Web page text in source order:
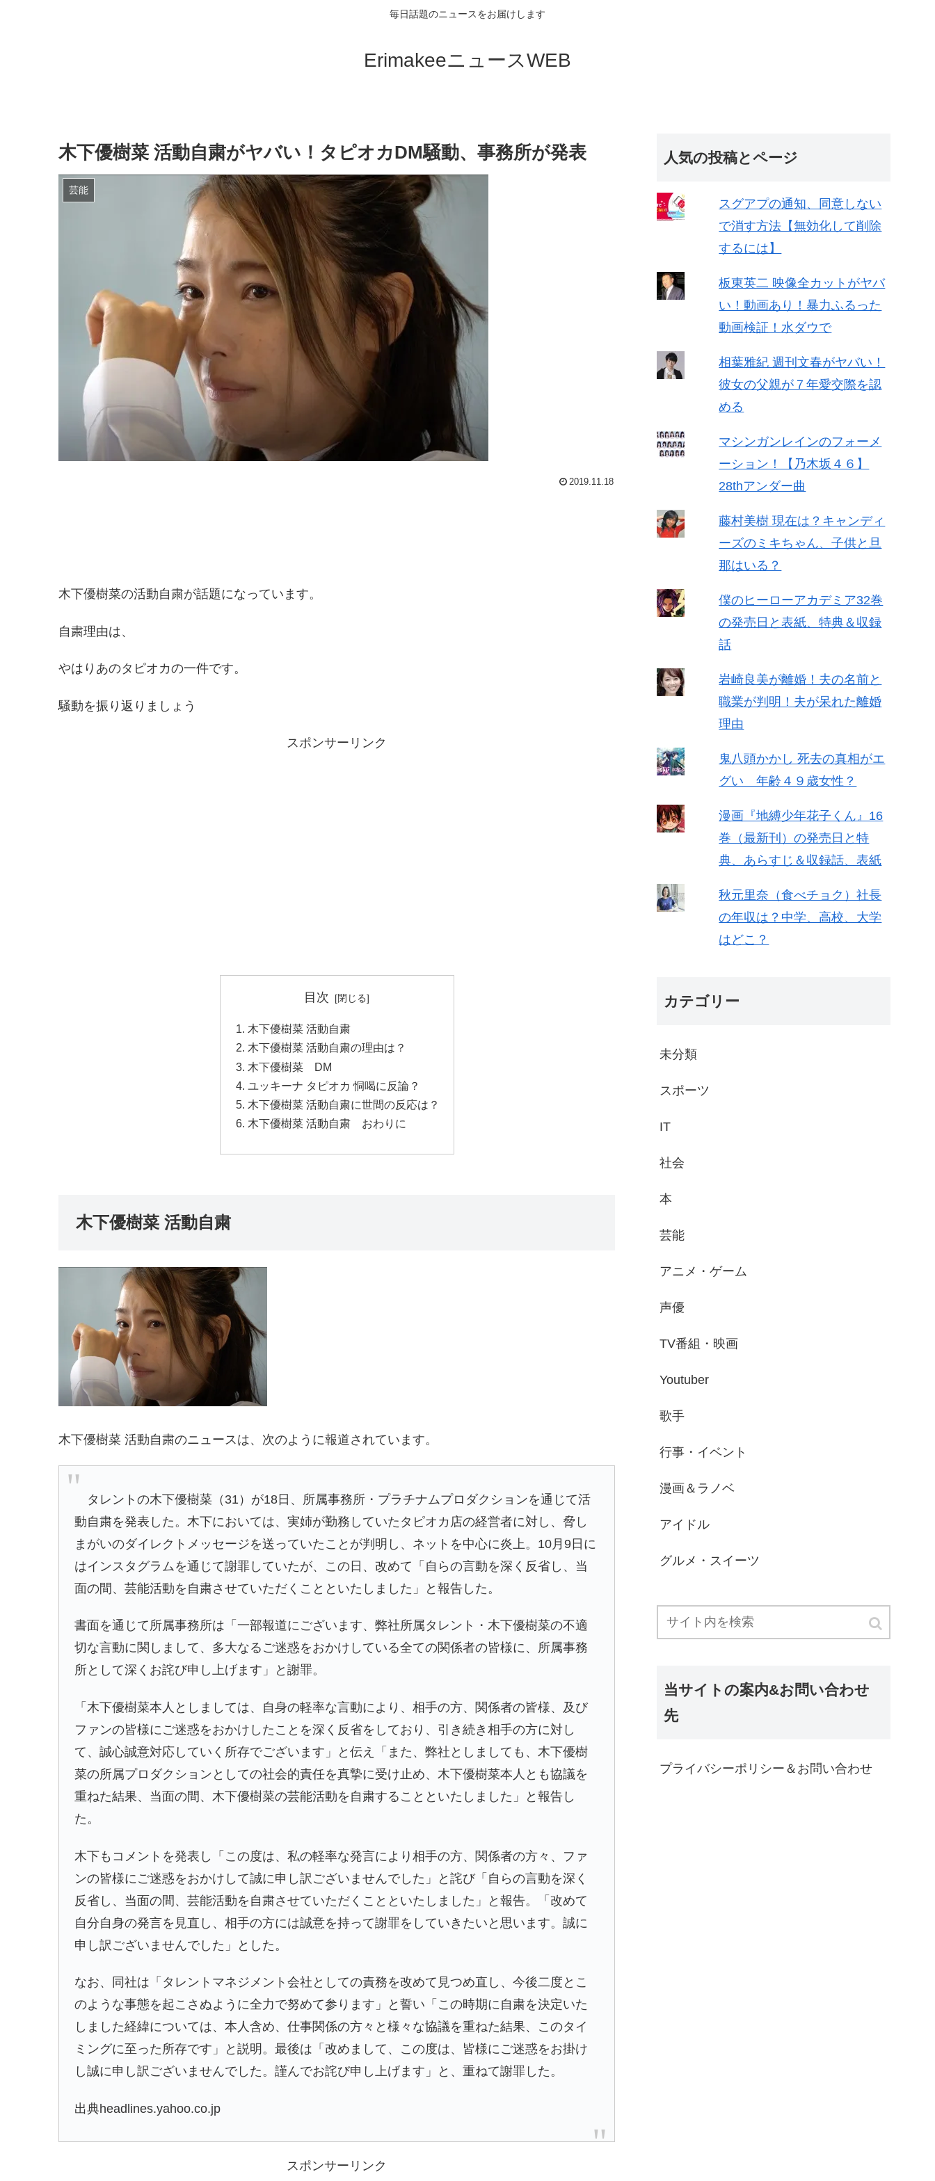
毎日話題のニュースをお届けします
ErimakeeニュースWEB
木下優樹菜 活動自粛がヤバい！タピオカDM騒動、事務所が発表
芸能
2019.11.18
木下優樹菜の活動自粛が話題になっています。
自粛理由は、
やはりあのタピオカの一件です。
騒動を振り返りましょう
スポンサーリンク
目次
木下優樹菜 活動自粛
木下優樹菜 活動自粛の理由は？
木下優樹菜 DM
ユッキーナ タピオカ 恫喝に反論？
木下優樹菜 活動自粛に世間の反応は？
木下優樹菜 活動自粛 おわりに
木下優樹菜 活動自粛
木下優樹菜 活動自粛のニュースは、次のように報道されています。
タレントの木下優樹菜（31）が18日、所属事務所・プラチナムプロダクションを通じて活
動自粛を発表した。木下においては、実姉が勤務していたタピオカ店の経営者に対し、脅し
まがいのダイレクトメッセージを送っていたことが判明し、ネットを中心に炎上。10月9日に
はインスタグラムを通じて謝罪していたが、この日、改めて「自らの言動を深く反省し、当
面の間、芸能活動を自粛させていただくことといたしました」と報告した。
書面を通じて所属事務所は「一部報道にございます、弊社所属タレント・木下優樹菜の不適
切な言動に関しまして、多大なるご迷惑をおかけしている全ての関係者の皆様に、所属事務
所として深くお詫び申し上げます」と謝罪。
「木下優樹菜本人としましては、自身の軽率な言動により、相手の方、関係者の皆様、及び
ファンの皆様にご迷惑をおかけしたことを深く反省をしており、引き続き相手の方に対し
て、誠心誠意対応していく所存でございます」と伝え「また、弊社としましても、木下優樹
菜の所属プロダクションとしての社会的責任を真摯に受け止め、木下優樹菜本人とも協議を
重ねた結果、当面の間、木下優樹菜の芸能活動を自粛することといたしました」と報告し
た。
木下もコメントを発表し「この度は、私の軽率な発言により相手の方、関係者の方々、ファ
ンの皆様にご迷惑をおかけして誠に申し訳ございませんでした」と詫び「自らの言動を深く
反省し、当面の間、芸能活動を自粛させていただくことといたしました」と報告。「改めて
自分自身の発言を見直し、相手の方には誠意を持って謝罪をしていきたいと思います。誠に
申し訳ございませんでした」とした。
なお、同社は「タレントマネジメント会社としての責務を改めて見つめ直し、今後二度とこ
のような事態を起こさぬように全力で努めて参ります」と誓い「この時期に自粛を決定いた
しました経緯については、本人含め、仕事関係の方々と様々な協議を重ねた結果、このタイ
ミングに至った所存です」と説明。最後は「改めまして、この度は、皆様にご迷惑をお掛け
し誠に申し訳ございませんでした。謹んでお詫び申し上げます」と、重ねて謝罪した。
出典headlines.yahoo.co.jp
スポンサーリンク
人気の投稿とページ
スグアプの通知、同意しない
で消す方法【無効化して削除
するには】
板東英二 映像全カットがヤバ
い！動画あり！暴力ふるった
動画検証！水ダウで
相葉雅紀 週刊文春がヤバい！
彼女の父親が７年愛交際を認
める
マシンガンレインのフォーメ
ーション！【乃木坂４６】
28thアンダー曲
藤村美樹 現在は？キャンディ
ーズのミキちゃん、子供と旦
那はいる？
僕のヒーローアカデミア32巻
の発売日と表紙、特典＆収録
話
岩崎良美が離婚！夫の名前と
職業が判明！夫が呆れた離婚
理由
鬼八頭かかし 死去の真相がエ
グい 年齢４９歳女性？
漫画『地縛少年花子くん』16
巻（最新刊）の発売日と特
典、あらすじ＆収録話、表紙
秋元里奈（食べチョク）社長
の年収は？中学、高校、大学
はどこ？
カテゴリー
未分類
スポーツ
IT
社会
本
芸能
アニメ・ゲーム
声優
TV番組・映画
Youtuber
歌手
行事・イベント
漫画＆ラノベ
アイドル
グルメ・スイーツ
当サイトの案内&お問い合わせ
先
プライバシーポリシー＆お問い合わせ